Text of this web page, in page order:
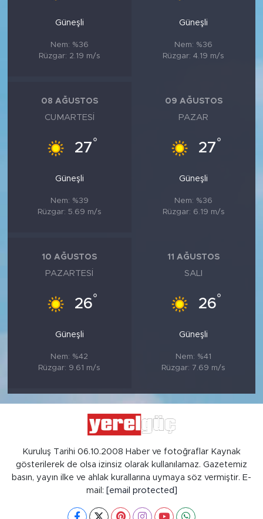
Güneşli
Nem: %36
Rüzgar: 2.19 m/s
Güneşli
Nem: %36
Rüzgar: 4.19 m/s
08 AĞUSTOS
CUMARTESI
27°
Güneşli
Nem: %39
Rüzgar: 5.69 m/s
09 AĞUSTOS
PAZAR
27°
Güneşli
Nem: %36
Rüzgar: 6.19 m/s
10 AĞUSTOS
PAZARTESI
26°
Güneşli
Nem: %42
Rüzgar: 9.61 m/s
11 AĞUSTOS
SALI
26°
Güneşli
Nem: %41
Rüzgar: 7.69 m/s
Kuruluş Tarihi 06.10.2008 Haber ve fotoğraflar Kaynak
gösterilerek de olsa izinsiz olarak kullanılamaz. Gazetemiz
basın, yayın ilke ve ahlak kurallarına uymaya söz vermiştir. E-
mail: [email protected]